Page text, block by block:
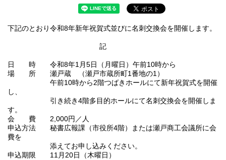
下記のとおり令和8年新年祝賀式並びに名刺交換会を開催します。
記
日 時 令和8年1月5日（月曜日）午前10時から
場 所 瀬戸蔵 （瀬戸市蔵所町1番地の1）
午前10時から2階つばきホールにて新年祝賀式を開催
し、
引き続き4階多目的ホールにて名刺交換会を開催しま
す。
会 費 2,000円／人
申込方法 秘書広報課（市役所4階）または瀬戸商工会議所に会
費を
添えてお申し込みください。
申込期限 11月20日（木曜日）